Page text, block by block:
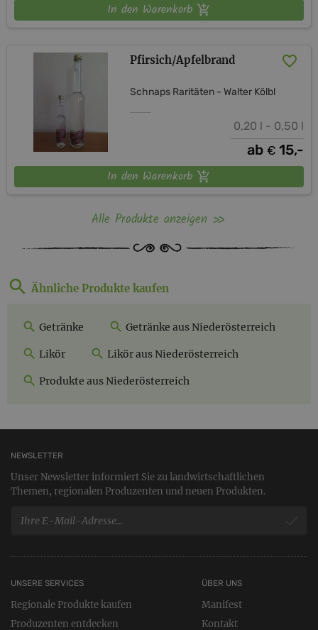
In den Warenkorb
Pfirsich/Apfelbrand
Schnaps Raritäten - Walter Kölbl
0,20 l - 0,50 l
ab € 15,-
In den Warenkorb
Alle Produkte anzeigen
Ähnliche Produkte kaufen
Getränke Getränke aus Niederösterreich
Likör Likör aus Niederösterreich
Produkte aus Niederösterreich
NEWSLETTER
Unser Newsletter informiert Sie zu landwirtschaftlichen
Themen, regionalen Produzenten und neuen Produkten.
UNSERE SERVICES
Regionale Produkte kaufen
Produzenten entdecken
ÜBER UNS
Manifest
Kontakt